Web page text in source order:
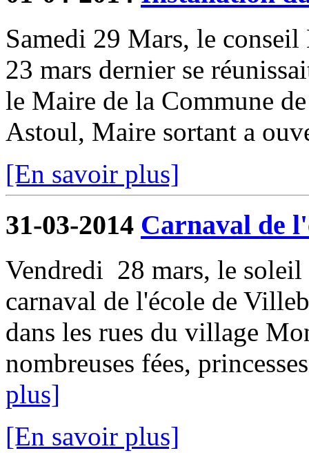
Samedi 29 Mars, le
23 mars dernier se
le Maire de la Commune
Astoul, Maire sortant a
[En savoir plus]
31-03-2014 Carnaval de
Vendredi 28 mars, le
carnaval de l'école de
dans les rues du village
nombreuses fées,
plus]
[En savoir plus]